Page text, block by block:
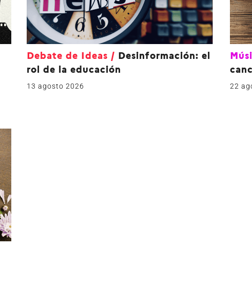
Debate de Ideas / Desinformación: el
rol de la educación
13 agosto 2026 22